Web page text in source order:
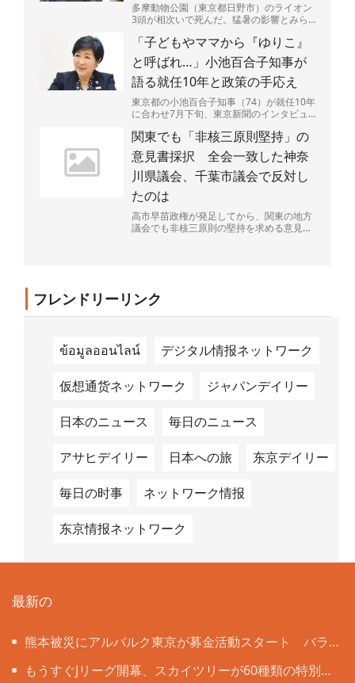
多摩動物公園（東京都日野市）のライオン
3頭が相次いで死んだ。猛暑の影響とみら
方、他の動物や動物園は...
「子どもやママから『ゆりこ』
と呼ばれ…」小池百合子知事が
語る就任10年と政策の手応え
東京都の小池百合子知事（74）が就任10年
に合わせ7月下旬、東京新聞のインタビュ
援策の成果を強調...
関東でも「非核三原則堅持」の
意見書採択 全会一致した神奈
川県議会、千葉市議会で反対し
たのは
高市早苗政権が発足してから、関東の地方
議会でも非核三原則の堅持を求める意見書
フレンドリーリンク
ข้อมูลออนไลน์ デジタル情报ネットワーク
仮想通货ネットワーク ジャパンデイリー
日本のニュース 毎日のニュース
アサヒデイリー 日本への旅 东京デイリー
毎日の时事 ネットワーク情报
东京情报ネットワーク
最新の
熊本被災にアルバルク東京が募金活動スタート バラ
ンスキー「無関心ではいられない」
もうすぐJリーグ開幕、スカイツリーが60種類の特別ラ